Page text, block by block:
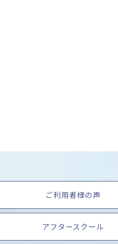
ご利用者様の声
アフタースクール